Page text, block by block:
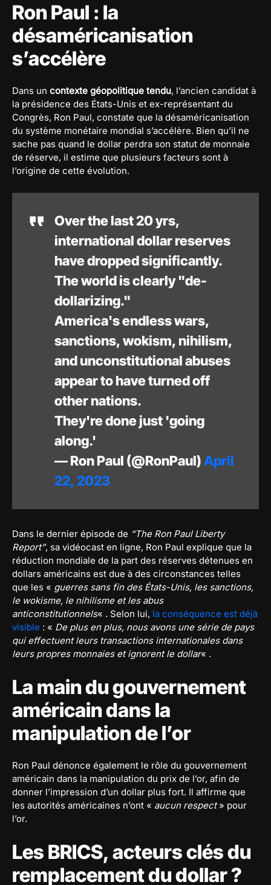
Ron Paul : la
désaméricanisation
s’accélère
Dans un contexte géopolitique tendu, l’ancien candidat à
la présidence des États-Unis et ex-représentant du
Congrès, Ron Paul, constate que la désaméricanisation
du système monétaire mondial s’accélère. Bien qu’il ne
sache pas quand le dollar perdra son statut de monnaie
de réserve, il estime que plusieurs facteurs sont à
l’origine de cette évolution.
Over the last 20 yrs,
international dollar reserves
have dropped significantly.
The world is clearly "de-
dollarizing."
America's endless wars,
sanctions, wokism, nihilism,
and unconstitutional abuses
appear to have turned off
other nations.
They're done just 'going
along.'
— Ron Paul (@RonPaul)April
22, 2023
Dans le dernier épisode de “The Ron Paul Liberty
Report”, sa vidéocast en ligne, Ron Paul explique que la
réduction mondiale de la part des réserves détenues en
dollars américains est due à des circonstances telles
que les « guerres sans fin des États-Unis, les sanctions,
le wokisme, le nihilisme et les abus
anticonstitutionnels« . Selon lui, la conséquence est déjà
visible : « De plus en plus, nous avons une série de pays
qui effectuent leurs transactions internationales dans
leurs propres monnaies et ignorent le dollar« .
La main du gouvernement
américain dans la
manipulation de l’or
Ron Paul dénonce également le rôle du gouvernement
américain dans la manipulation du prix de l’or, afin de
donner l’impression d’un dollar plus fort. Il affirme que
les autorités américaines n’ont « aucun respect» pour
l’or.
Les BRICS, acteurs clés du
remplacement du dollar ?